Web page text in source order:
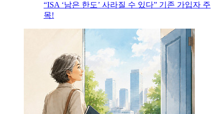
“ISA ‘남은 한도’ 사라질 수 있다” 기존 가입자 주
목!